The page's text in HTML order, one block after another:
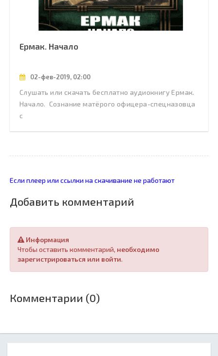
Ермак. Начало
02-фев-2019, 02:00
Слушать или скачать бесплатно аудиокнигу Ермак.
Начало. Сознание матёрого офицера-спецназовца
с
Если плеер или ссылки на скачивание не работают
Добавить комментарий
Информация
Чтобы оставить комментарий, необходимо
зарегистрироваться или войти.
Комментарии (0)